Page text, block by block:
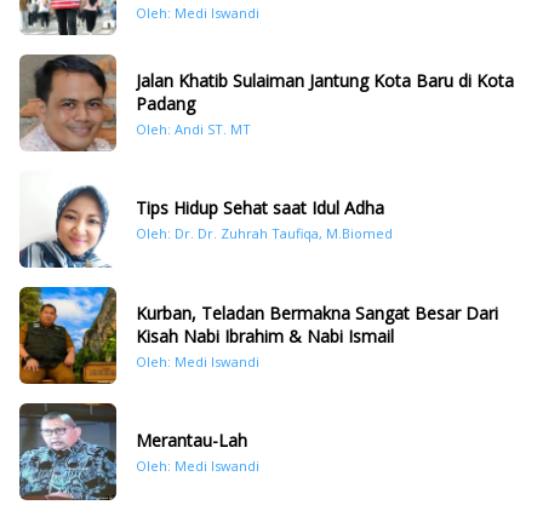
Oleh: Medi Iswandi
Jalan Khatib Sulaiman Jantung Kota Baru di Kota
Padang
Oleh: Andi ST. MT
Tips Hidup Sehat saat Idul Adha
Oleh: Dr. Dr. Zuhrah Taufiqa, M.Biomed
Kurban, Teladan Bermakna Sangat Besar Dari
Kisah Nabi Ibrahim & Nabi Ismail
Oleh: Medi Iswandi
Merantau-Lah
Oleh: Medi Iswandi